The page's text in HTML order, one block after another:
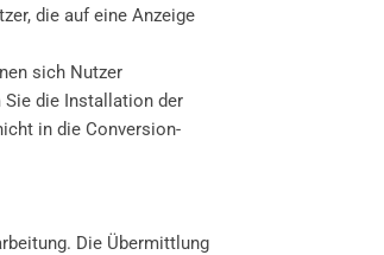
die auf eine Anzeige
sich Nutzer
Sie die Installation der
in die Conversion-
Die Übermittlung